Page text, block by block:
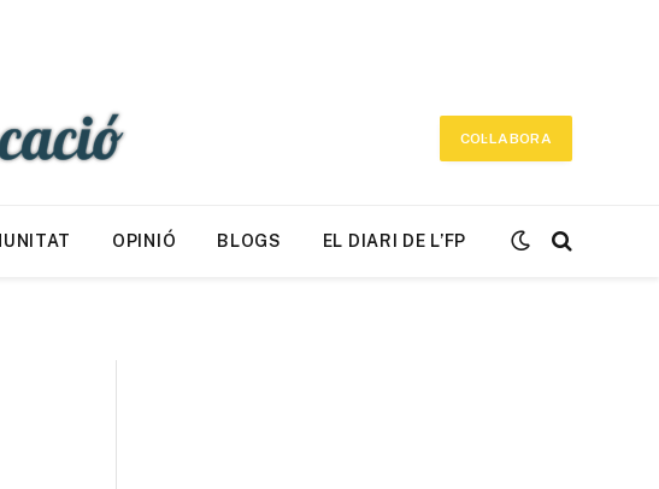
COL·LABORA
OPINIÓ BLOGS EL DIARI DE L’FP